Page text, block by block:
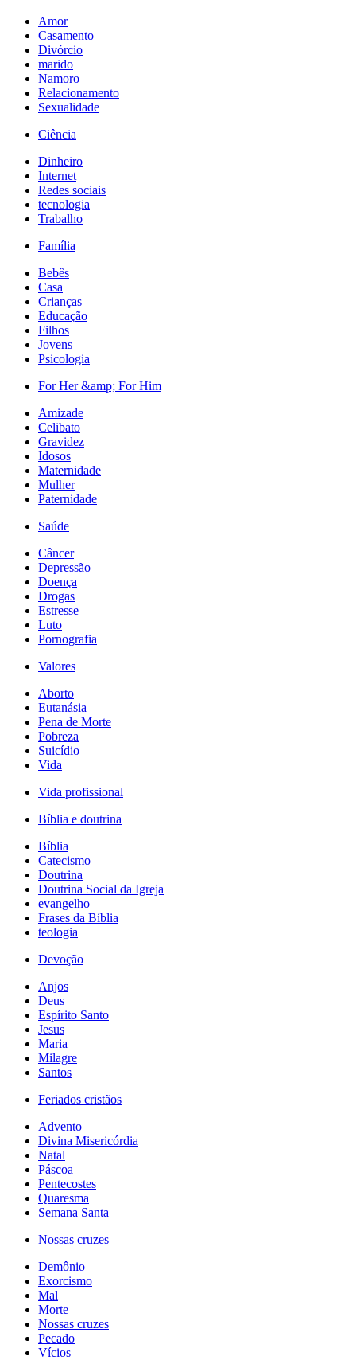
Amor
Casamento
Divórcio
marido
Namoro
Relacionamento
Sexualidade
Ciência
Dinheiro
Internet
Redes sociais
tecnologia
Trabalho
Família
Bebês
Casa
Crianças
Educação
Filhos
Jovens
Psicologia
For Her &amp; For Him
Amizade
Celibato
Gravidez
Idosos
Maternidade
Mulher
Paternidade
Saúde
Câncer
Depressão
Doença
Drogas
Estresse
Luto
Pornografia
Valores
Aborto
Eutanásia
Pena de Morte
Pobreza
Suicídio
Vida
Vida profissional
Bíblia e doutrina
Bíblia
Catecismo
Doutrina
Doutrina Social da Igreja
evangelho
Frases da Bíblia
teologia
Devoção
Anjos
Deus
Espírito Santo
Jesus
Maria
Milagre
Santos
Feriados cristãos
Advento
Divina Misericórdia
Natal
Páscoa
Pentecostes
Quaresma
Semana Santa
Nossas cruzes
Demônio
Exorcismo
Mal
Morte
Nossas cruzes
Pecado
Vícios